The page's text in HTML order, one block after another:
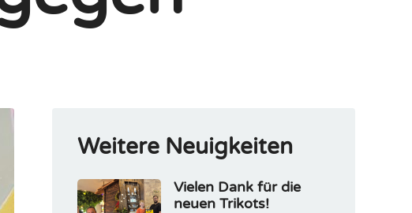
Weitere Neuigkeiten
Vielen Dank für die
neuen Trikots!